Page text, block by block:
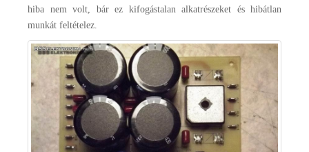
hiba nem volt, bár ez kifogástalan alkatrészeket és hibátlan
munkát feltételez.